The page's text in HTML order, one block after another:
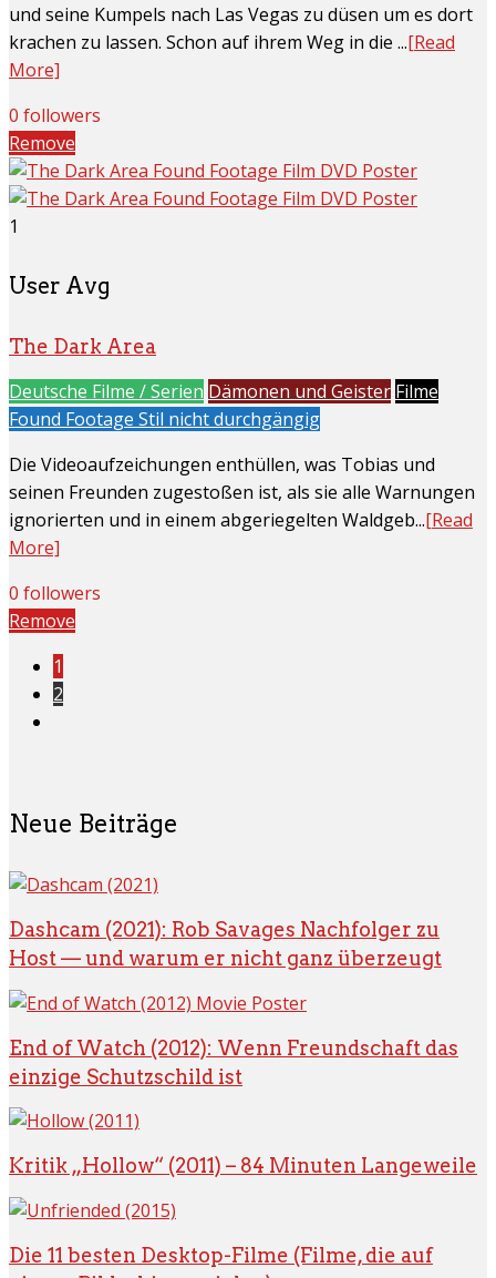
und seine Kumpels nach Las Vegas zu düsen um es dort
krachen zu lassen. Schon auf ihrem Weg in die ...[Read
More]
0 followers
Remove
1
User Avg
The Dark Area
Deutsche Filme / Serien Dämonen und Geister Filme
Found Footage Stil nicht durchgängig
Die Videoaufzeichungen enthüllen, was Tobias und
seinen Freunden zugestoßen ist, als sie alle Warnungen
ignorierten und in einem abgeriegelten Waldgeb...[Read
More]
0 followers
Remove
1
2
Neue Beiträge
Dashcam (2021): Rob Savages Nachfolger zu
Host — und warum er nicht ganz überzeugt
End of Watch (2012): Wenn Freundschaft das
einzige Schutzschild ist
Kritik „Hollow“ (2011) – 84 Minuten Langeweile
Die 11 besten Desktop-Filme (Filme, die auf